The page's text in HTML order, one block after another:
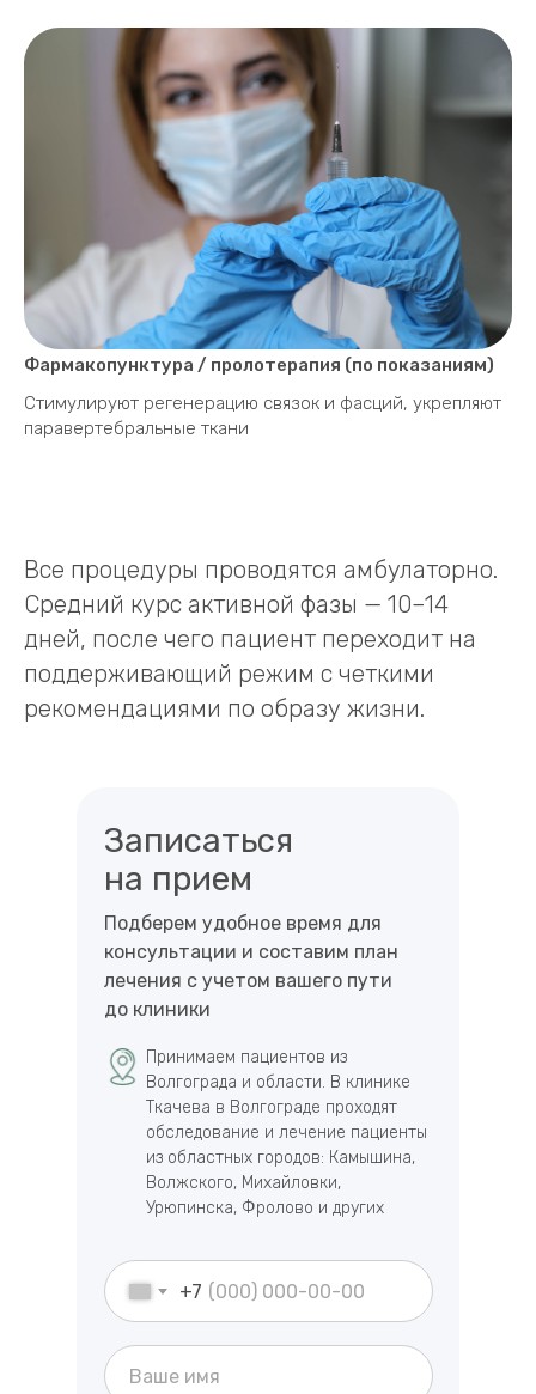
Фармакопунктура / пролотерапия (по показаниям)
Стимулируют регенерацию связок и фасций, укрепляют
паравертебральные ткани
Все процедуры проводятся амбулаторно.
Средний курс активной фазы — 10–14
дней, после чего пациент переходит на
поддерживающий режим с четкими
рекомендациями по образу жизни.
+7
Записаться
на прием
Принимаем пациентов из
Волгограда и области. В клинике
Ткачева в Волгограде проходят
обследование и лечение пациенты
из областных городов: Камышина,
Волжского, Михайловки,
Урюпинска, Фролово и других
Подберем удобное время для
консультации и составим план
лечения с учетом вашего пути
до клиники